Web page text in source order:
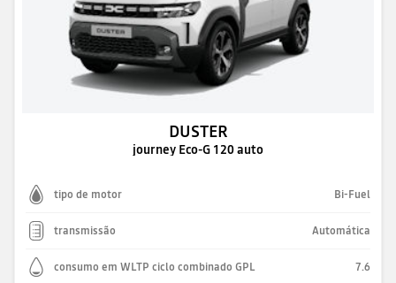
DUSTER
journey Eco-G 120 auto
tipo de motor Bi-Fuel
transmissão Automática
consumo em WLTP ciclo combinado GPL 7.6